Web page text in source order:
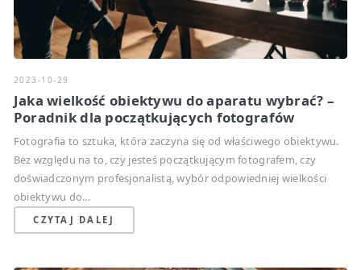
2023-10-29
Jaka wielkość obiektywu do aparatu wybrać? –
Poradnik dla początkujących fotografów
Fotografia to sztuka, która zaczyna się od właściwego obiektywu.
Bez względu na to, czy jesteś początkującym fotografem, czy
doświadczonym profesjonalistą, wybór odpowiedniej wielkości
obiektywu do...
CZYTAJ DALEJ